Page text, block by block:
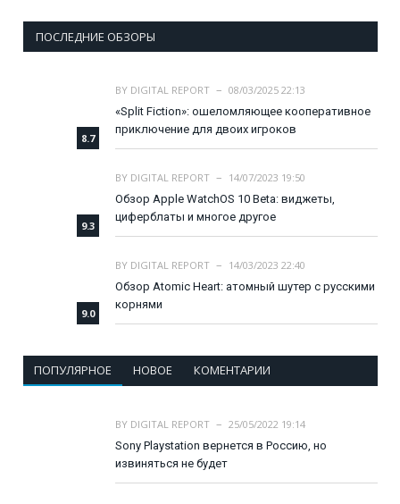
ПОСЛЕДНИЕ ОБЗОРЫ
8.7
BY DIGITAL REPORT
08/03/2025 22:13
«Split Fiction»: ошеломляющее кооперативное
приключение для двоих игроков
9.3
BY DIGITAL REPORT
14/07/2023 19:50
Обзор Apple WatchOS 10 Beta: виджеты,
циферблаты и многое другое
9.0
BY DIGITAL REPORT
14/03/2023 22:40
Обзор Atomic Heart: атомный шутер с русскими
корнями
ПОПУЛЯРНОЕ НОВОЕ КОМЕНТАРИИ
BY DIGITAL REPORT
25/05/2022 19:14
Sony Playstation вернется в Россию, но
извиняться не будет